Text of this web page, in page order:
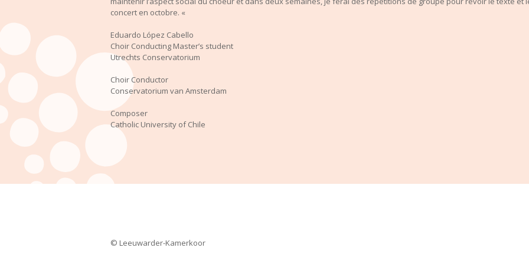
concert en octobre. «
Eduardo López Cabello
Choir Conducting Master’s student
Utrechts Conservatorium
Choir Conductor
Conservatorium van Amsterdam
Composer
Catholic University of Chile
© Leeuwarder-Kamerkoor